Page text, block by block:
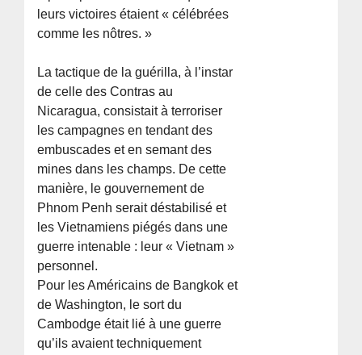
leurs victoires étaient « célébrées
comme les nôtres. »
La tactique de la guérilla, à l’instar
de celle des Contras au
Nicaragua, consistait à terroriser
les campagnes en tendant des
embuscades et en semant des
mines dans les champs. De cette
manière, le gouvernement de
Phnom Penh serait déstabilisé et
les Vietnamiens piégés dans une
guerre intenable : leur « Vietnam »
personnel.
Pour les Américains de Bangkok et
de Washington, le sort du
Cambodge était lié à une guerre
qu’ils avaient techniquement